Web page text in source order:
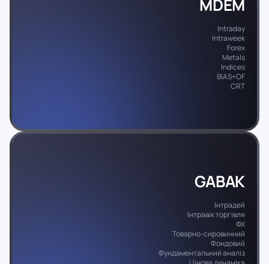
MDEM
Intraday
Intraweek
Forex
Metals
Indices
BIAS+OF
CRT
GABAK
Інтрадей
Інтравік торгівля
ФХ
Товарно-сировинний
Фондовий
Фундаментальний аналіз